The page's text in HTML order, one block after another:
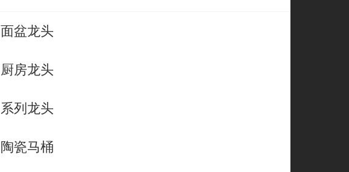
面盆龙头
厨房龙头
系列龙头
陶瓷马桶